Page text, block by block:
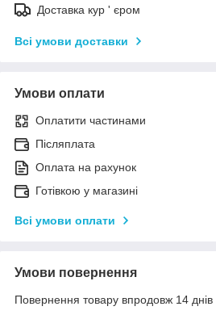
Доставка кур ' єром
Всі умови доставки
Умови оплати
Оплатити частинами
Післяплата
Оплата на рахунок
Готівкою у магазині
Всі умови оплати
Умови повернення
Повернення товару впродовж 14 днів